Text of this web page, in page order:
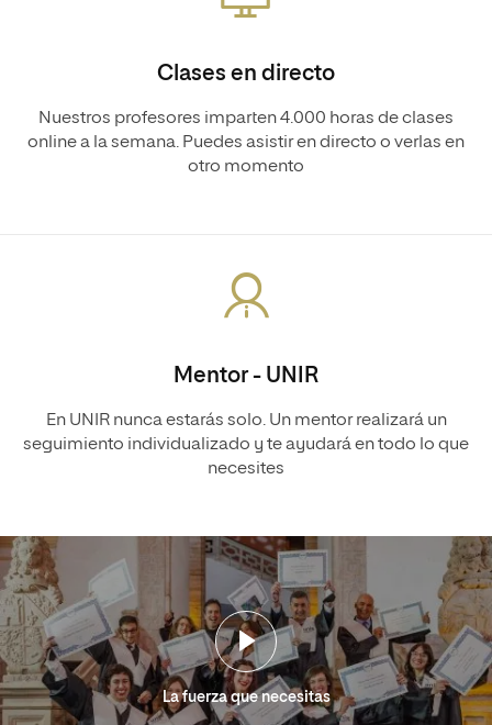
Clases en directo
Nuestros profesores imparten 4.000 horas de clases
online a la semana. Puedes asistir en directo o verlas en
otro momento
Mentor - UNIR
En UNIR nunca estarás solo. Un mentor realizará un
seguimiento individualizado y te ayudará en todo lo que
necesites
La fuerza que necesitas